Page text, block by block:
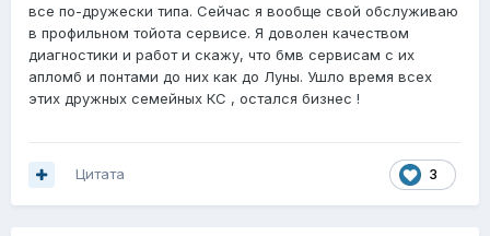
все по-дружески типа. Сейчас я вообще свой обслуживаю
в профильном тойота сервисе. Я доволен качеством
диагностики и работ и скажу, что бмв сервисам с их
апломб и понтами до них как до Луны. Ушло время всех
этих дружных семейных КС , остался бизнес !
3
Цитата